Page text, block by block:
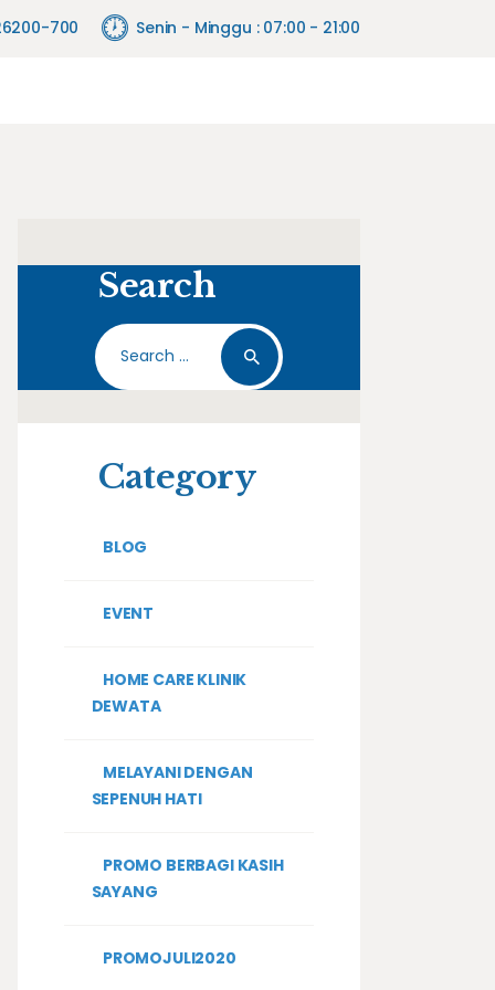
700 Senin - Minggu : 07:00 - 21:00
Search
Search
for:
Category
BLOG
EVENT
HOME CARE KLINIK
DEWATA
MELAYANI DENGAN
SEPENUH HATI
PROMO BERBAGI KASIH
SAYANG
PROMOJULI2020